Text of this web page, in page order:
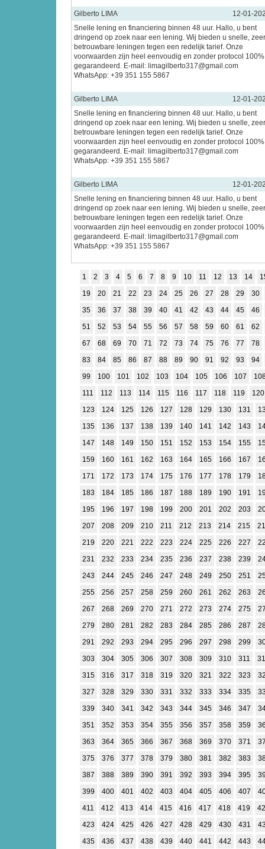
Gilberto LIMA
12-01-
Snelle lening en financiering binnen 48 uur. Hallo, u bent
dringend op zoek naar een lening. Wij bieden u snelle, zeer
betrouwbare leningen tegen een redelijk tarief. Onze
voorwaarden zijn heel eenvoudig en zonder protocol 100%
gegarandeerd. E-mail: limagilberto317@gmail.com
WhatsApp: +39 351 155 5867
Gilberto LIMA
12-01-
Snelle lening en financiering binnen 48 uur. Hallo, u bent
dringend op zoek naar een lening. Wij bieden u snelle, zeer
betrouwbare leningen tegen een redelijk tarief. Onze
voorwaarden zijn heel eenvoudig en zonder protocol 100%
gegarandeerd. E-mail: limagilberto317@gmail.com
WhatsApp: +39 351 155 5867
Gilberto LIMA
12-01-
Snelle lening en financiering binnen 48 uur. Hallo, u bent
dringend op zoek naar een lening. Wij bieden u snelle, zeer
betrouwbare leningen tegen een redelijk tarief. Onze
voorwaarden zijn heel eenvoudig en zonder protocol 100%
gegarandeerd. E-mail: limagilberto317@gmail.com
WhatsApp: +39 351 155 5867
1 2 3 4 5 6 7 8 9 10 11 12 13 14
19
20 21 22 23 24 25 26 27 28 29
30
35
36 37 38 39 40 41 42 43 44 45
46
51
52 53 54 55 56 57 58 59 60 61
62
67
68 69 70 71 72 73 74 75 76 77
78
83
84 85 86 87 88 89 90 91 92 93
94
99
100 101 102 103 104 105 106 107
111
112 113 114 115 116 117 118 119
120
123
124 125 126 127 128 129 130 131
135
136 137 138 139 140 141 142 143
147
148 149 150 151 152 153 154 155
159
160 161 162 163 164 165 166 167
171
172 173 174 175 176 177 178 179
183
184 185 186 187 188 189 190 191
195
196 197 198 199 200 201 202 203
207
208 209 210 211 212 213 214 215
219
220 221 222 223 224 225 226 227
231
232 233 234 235 236 237 238 239
243
244 245 246 247 248 249 250 251
255
256 257 258 259 260 261 262 263
267
268 269 270 271 272 273 274 275
279
280 281 282 283 284 285 286 287
291
292 293 294 295 296 297 298 299
303
304 305 306 307 308 309 310 311
315
316 317 318 319 320 321 322 323
327
328 329 330 331 332 333 334 335
339
340 341 342 343 344 345 346 347
351
352 353 354 355 356 357 358 359
363
364 365 366 367 368 369 370 371
375
376 377 378 379 380 381 382 383
387
388 389 390 391 392 393 394 395
399
400 401 402 403 404 405 406 407
411
412 413 414 415 416 417 418 419
423
424 425 426 427 428 429 430 431
435
436 437 438 439 440 441 442 443